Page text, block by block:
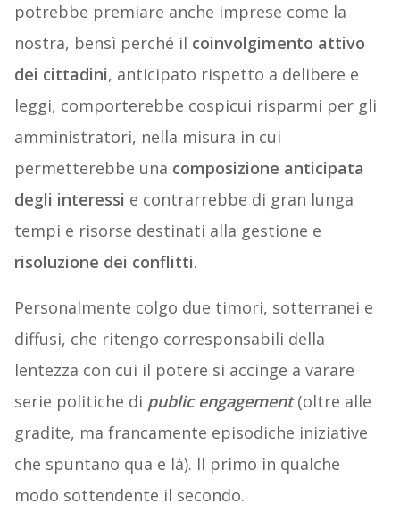
potrebbe premiare anche imprese come la
nostra, bensì perché il coinvolgimento attivo
dei cittadini, anticipato rispetto a delibere e
leggi, comporterebbe cospicui risparmi per gli
amministratori, nella misura in cui
permetterebbe una composizione anticipata
degli interessi e contrarrebbe di gran lunga
tempi e risorse destinati alla gestione e
risoluzione dei conflitti.
Personalmente colgo due timori, sotterranei e
diffusi, che ritengo corresponsabili della
lentezza con cui il potere si accinge a varare
serie politiche di public engagement(oltre alle
gradite, ma francamente episodiche iniziative
che spuntano qua e là). Il primo in qualche
modo sottendente il secondo.